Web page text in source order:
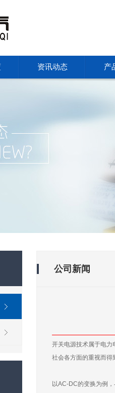
资讯动态 产
公司新闻
开关电源技术属于电力
社会各方面的重视而得
以AC-DC的变换为例